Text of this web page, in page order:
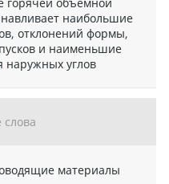
горячей объемной
наибольшие
отклонений формы,
и наименьшие
наружных углов
материалы